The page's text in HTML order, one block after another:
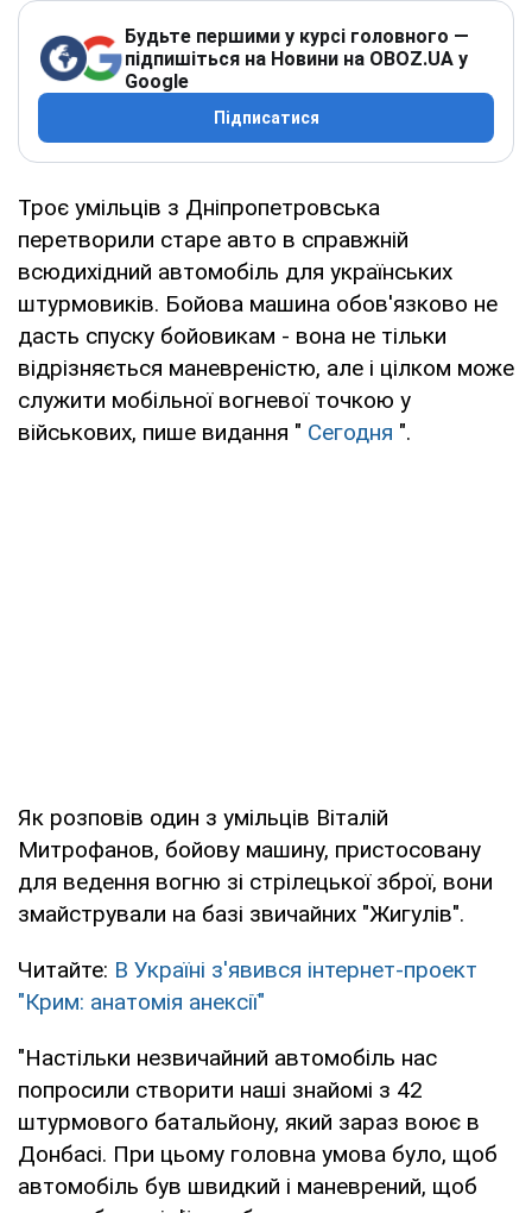
Будьте першими у курсі головного —
підпишіться на Новини на OBOZ.UA у
Google
Підписатися
Троє умільців з Дніпропетровська
перетворили старе авто в справжній
всюдихідний автомобіль для українських
штурмовиків. Бойова машина обов'язково не
дасть спуску бойовикам - вона не тільки
відрізняється маневреністю, але і цілком може
служити мобільної вогневої точкою у
військових, пише видання " Сегодня ".
Як розповів один з умільців Віталій
Митрофанов, бойову машину, пристосовану
для ведення вогню зі стрілецької зброї, вони
змайстрували на базі звичайних "Жигулів".
Читайте: В Україні з'явився інтернет-проект
"Крим: анатомія анексії"
"Настільки незвичайний автомобіль нас
попросили створити наші знайомі з 42
штурмового батальйону, який зараз воює в
Донбасі. При цьому головна умова було, щоб
автомобіль був швидкий і маневрений, щоб